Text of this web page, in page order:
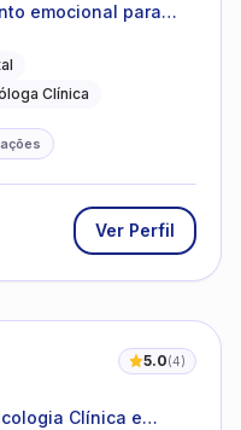
emocional para
Clínica
Ver Perfil
5.0(4)
Clínica e